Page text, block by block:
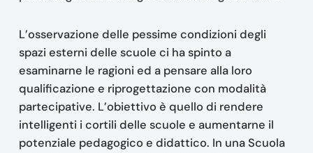
L’osservazione delle pessime condizioni degli
spazi esterni delle scuole ci ha spinto a
esaminarne le ragioni ed a pensare alla loro
qualificazione e riprogettazione con modalità
partecipative. L’obiettivo è quello di rendere
intelligenti i cortili delle scuole e aumentarne il
potenziale pedagogico e didattico. In una Scuola